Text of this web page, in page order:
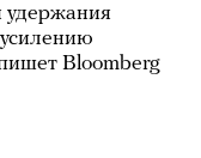
удержания
Bloomberg